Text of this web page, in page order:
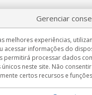
Informação
Seg.-Sex. 9:00h -
Entrega em
Gerenciar
melhores experiências,
acessar informações do
permitirá processar dados
neste site. Não
certos recursos e